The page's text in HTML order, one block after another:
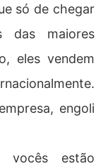
só de chegar
das maiores
eles vendem
engoli
estão